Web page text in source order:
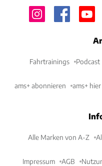
Fahrtrainings Podcast
ams+ abonnieren ams+
Alle Marken von A-Z
Impressum AGB